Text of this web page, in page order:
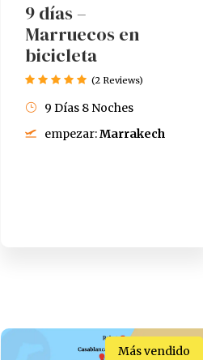
9 días –
Marruecos en
bicicleta
9 Días 8 Noches
empezar:Marrakech
(2 Reviews)
Más vendido